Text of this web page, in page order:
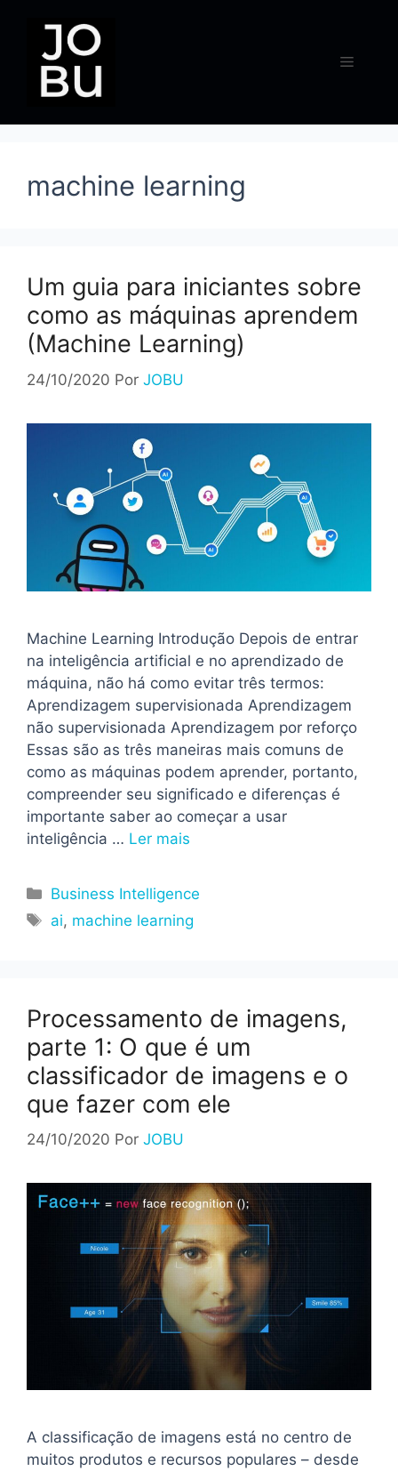
conteúdo
Menu
machine learning
Um guia para iniciantes sobre
como as máquinas aprendem
(Machine Learning)
24/10/2020 Por JOBU
Machine Learning Introdução Depois de entrar
na inteligência artificial e no aprendizado de
máquina, não há como evitar três termos:
Aprendizagem supervisionada Aprendizagem
não supervisionada Aprendizagem por reforço
Essas são as três maneiras mais comuns de
como as máquinas podem aprender, portanto,
compreender seu significado e diferenças é
importante saber ao começar a usar
inteligência … Ler mais
Categorias
Business Intelligence
Tags
ai, machine learning
Processamento de imagens,
parte 1: O que é um
classificador de imagens e o
que fazer com ele
24/10/2020 Por JOBU
A classificação de imagens está no centro de
muitos produtos e recursos populares – desde